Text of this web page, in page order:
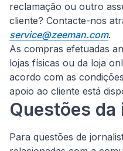
reclamação ou outro
cliente? Contacte-nos
service@zeeman.com.
As compras efetuadas
lojas físicas ou da loja
acordo com as
apoio ao cliente está
Questões da
Para questões de